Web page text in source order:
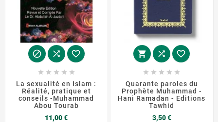
  
    
La sexualité en Islam :
Réalité, pratique et
conseils -Muhammad
Abou Tourab
11,00 €Prix
  
    
Quarante paroles du
Prophète Muhammad -
Hani Ramadan - Editions
Tawhid
3,50 €Prix